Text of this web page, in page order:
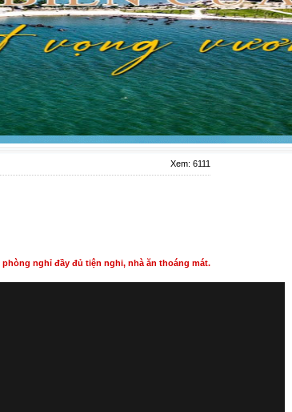
Xem: 6111
nghỉ đầy đủ tiện nghi, nhà ăn thoáng mát.